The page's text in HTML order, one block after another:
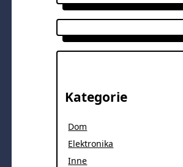
Kategorie
Dom
Elektronika
Inne